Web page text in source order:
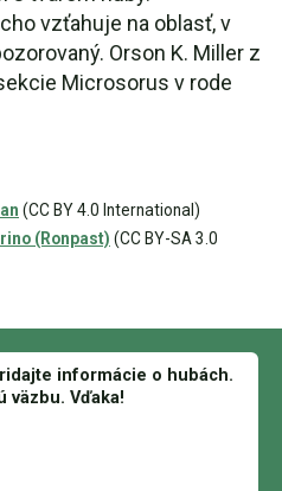
vzťahuje na oblasť, v
Orson K. Miller z
Microsorus v rode
(CC BY 4.0 International)
(Ronpast) (CC BY-SA 3.0